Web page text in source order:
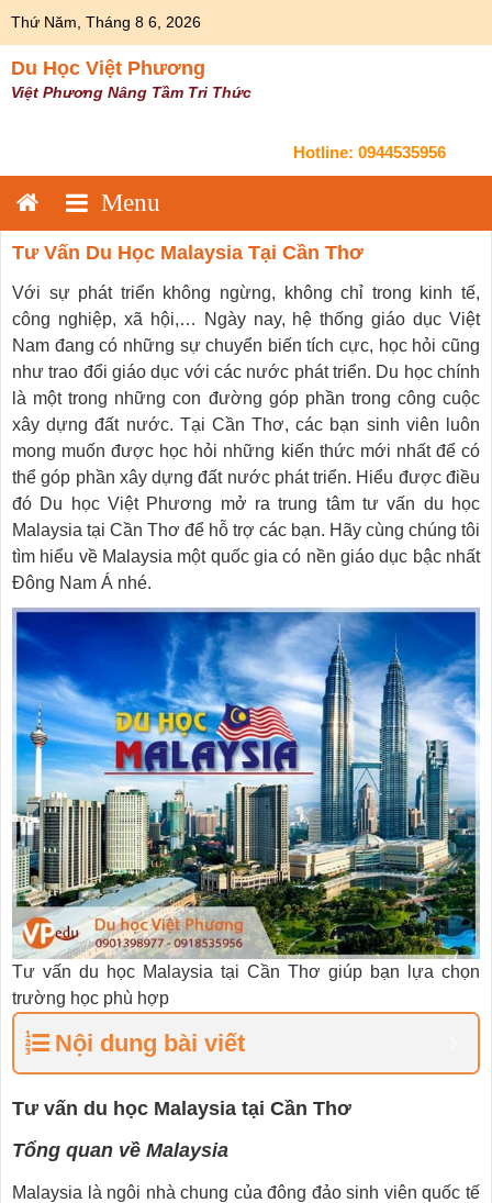
Thứ Năm, Tháng 8 6, 2026
Du Học Việt Phương
Việt Phương Nâng Tầm Tri Thức
Hotline: 0944535956
Tư Vấn Du Học Malaysia Tại Cần Thơ
Với sự phát triển không ngừng, không chỉ trong kinh tế,
công nghiệp, xã hội,… Ngày nay, hệ thống giáo dục Việt
Nam đang có những sự chuyển biến tích cực, học hỏi cũng
như trao đổi giáo dục với các nước phát triển. Du học chính
là một trong những con đường góp phần trong công cuộc
xây dựng đất nước. Tại Cần Thơ, các bạn sinh viên luôn
mong muốn được học hỏi những kiến thức mới nhất để có
thể góp phần xây dựng đất nước phát triển. Hiểu được điều
đó Du học Việt Phương mở ra trung tâm tư vấn du học
Malaysia tại Cần Thơ để hỗ trợ các bạn. Hãy cùng chúng tôi
tìm hiểu về Malaysia một quốc gia có nền giáo dục bậc nhất
Đông Nam Á nhé.
Tư vấn du học Malaysia tại Cần Thơ giúp bạn lựa chọn
trường học phù hợp
Nội dung bài viết
Tư vấn du học Malaysia tại Cần Thơ
Tổng quan về Malaysia
Malaysia là ngôi nhà chung của đông đảo sinh viên quốc tế